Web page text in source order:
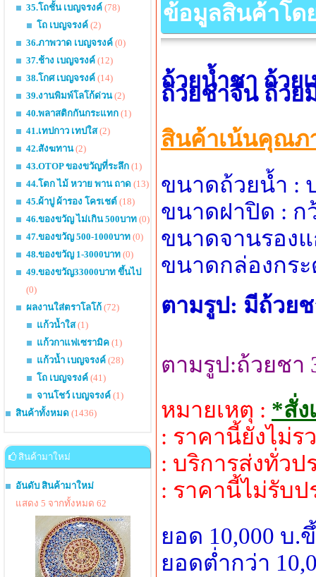
35.โถชั้น เบญจรงค์ (78)
โถ เบญจรงค์ (2)
36.ภาพวาด เบญจรงค์ (0)
37.ช้าง เบญจรงค์ (12)
38.โกศ เบญจรงค์ (14)
39.งานพิมพ์โลโก้ด่วน(2)
40.พลาสติกกันกระแทก (1)
41.เทปกาว เทปใส(2)
42.สังฆทาน(2)
43.OTOP ของขวัญที่ระลึก (1)
44.โตก ไม้ หวาย พาน ถาด (13)
45.ผ้าปู ผ้ารอง โครเชต์ (18)
46.ของขวัญ ไม่เกิน 500บาท (0)
47.ของขวัญ 500-1000บาท (0)
48.ของขวัญ 1-3000บาท (0)
49.ของขวัญ33000บาท ขึ้นไป
(0)
ผลงานใส่ตราโลโก้ (72)
แก้วน้ำใส(1)
แก้วกาแฟเซรามิค (1)
แก้วน้ำ เบญจรงค์ (28)
โถ เบญจรงค์ (41)
จานโชว์ เบญจรงค์ (1)
สินค้าทั้งหมด (1436)
สินค้ามาใหม่
อันดับ สินค้ามาใหม่
แสดง 5 จากทั้งหมด 62
ข้อมูลสินค้าโด
ถ้วยน้ำชา ถ้วย
ถ้วยชาจีน ถ้วย
สินค้าเน้นคุณภ
ขนาดถ้วยน้ำ :
ขนาดฝาปิด : ก
ขนาดจานรองแ
ขนาดกล่องกระ
ตามรูป: มีถ้วย
ตามรูป:ถ้วยชา
หมายเหตุ : *สั่ง
: ราคานี้ยังไม่
: บริการส่งทั่วป
: ราคานี้ไม่รับ
ยอด 10,000 บ
ยอดต่ำกว่า